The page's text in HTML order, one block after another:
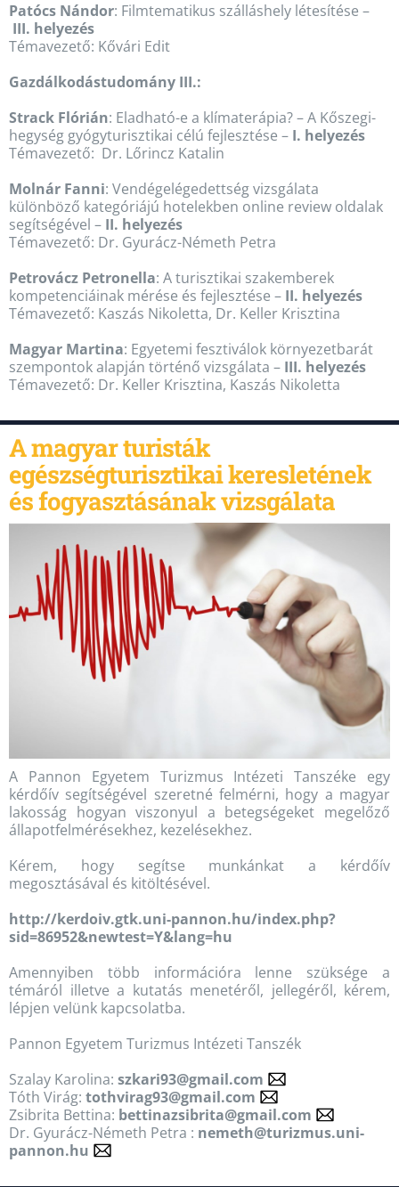
Patócs Nándor: Filmtematikus szálláshely létesítése –
III. helyezés
Témavezető: Kővári Edit
Gazdálkodástudomány III.:
Strack Flórián: Eladható-e a klímaterápia? – A Kőszegi-
hegység gyógyturisztikai célú fejlesztése – I. helyezés
Témavezető: Dr. Lőrincz Katalin
Molnár Fanni: Vendégelégedettség vizsgálata
különböző kategóriájú hotelekben online review oldalak
segítségével – II. helyezés
Témavezető: Dr. Gyurácz-Németh Petra
Petrovácz Petronella: A turisztikai szakemberek
kompetenciáinak mérése és fejlesztése – II. helyezés
Témavezető: Kaszás Nikoletta, Dr. Keller Krisztina
Magyar Martina: Egyetemi fesztiválok környezetbarát
szempontok alapján történő vizsgálata – III. helyezés
Témavezető: Dr. Keller Krisztina, Kaszás Nikoletta
A magyar turisták
egészségturisztikai keresletének
és fogyasztásának vizsgálata
A Pannon Egyetem Turizmus Intézeti Tanszéke egy
kérdőív segítségével szeretné felmérni, hogy a magyar
lakosság hogyan viszonyul a betegségeket megelőző
állapotfelmérésekhez, kezelésekhez.
Kérem, hogy segítse munkánkat a kérdőív
megosztásával és kitöltésével.
http://kerdoiv.gtk.uni-pannon.hu/index.php?
sid=86952&newtest=Y&lang=hu
Amennyiben több információra lenne szüksége a
témáról illetve a kutatás menetéről, jellegéről, kérem,
lépjen velünk kapcsolatba.
Pannon Egyetem Turizmus Intézeti Tanszék
Szalay Karolina: szkari93@gmail.com
Tóth Virág: tothvirag93@gmail.com
Zsibrita Bettina: bettinazsibrita@gmail.com
Dr. Gyurácz-Németh Petra : nemeth@turizmus.uni-
pannon.hu